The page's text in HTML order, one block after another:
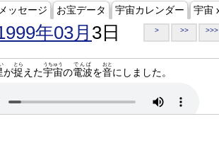
ッセージ お宝データ 宇宙カレンダー 宇宙
年03月 3日 > >> >>>
が捉
とら
えた宇宙
うちゅう
の電波
でんぱ
を音
おと
にしました。